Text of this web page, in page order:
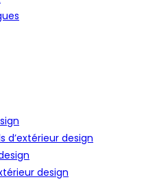
d’extérieur design
design